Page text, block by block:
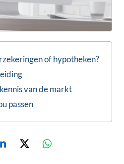
of hypotheken?
van de markt
passen